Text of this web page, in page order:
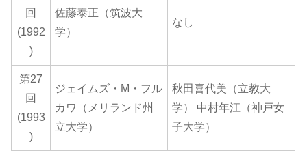
回
(1992
)
佐藤泰正（筑波大
学）
なし
第27
回
(1993
)
ジェイムズ・M・フル
カワ（メリランド州
立大学）
秋田喜代美（立教大
学） 中村年江（神戸女
子大学）